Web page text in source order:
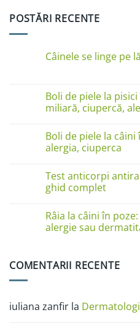
POSTĂRI RECENTE
Câinele se linge pe
Câinele
se
linge
Cauze
și
soluții
Boli de piele la
miliară, ciupercă,
la
Boli
de
pisici
în
imagini:
ciupercă,
alergii
și
Boli de piele la
alergia, ciuperca
Boli
de
câini
în
poze:
ciuperca
Test anticorpi
ghid complet
la
Test
anticorpi
pisică
Râia la câini în
alergie sau
Râia
cum
o
COMENTARII RECENTE
iuliana zanfir la